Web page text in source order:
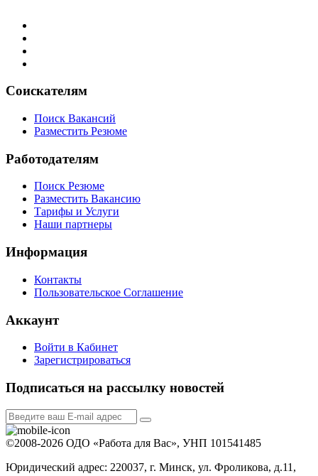
Соискателям
Поиск Вакансий
Разместить Резюме
Работодателям
Поиск Резюме
Разместить Вакансию
Тарифы и Услуги
Наши партнеры
Информация
Контакты
Пользовательское Соглашение
Аккаунт
Войти в Кабинет
Зарегистрироваться
Подписаться на рассылку новостей
©2008-2026 ОДО «Работа для Вас», УНП 101541485
Юридический адрес: 220037, г. Минск, ул. Фроликова, д.11,